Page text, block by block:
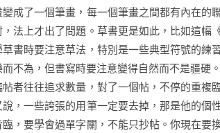
成了一個筆畫，每一個筆畫之間都有內在的
法上才出了問題。草書更是如此，比如這幅
書時要注意草法，特別是一些典型符號的練
不為，但書寫時要注意變得自然而不是疆硬。
者往往追求數量，對了一個帖，不停的重
，一些誇張的用筆一定要去掉，那是他的個
，要學會過單字關，不能只抄帖。你現在要